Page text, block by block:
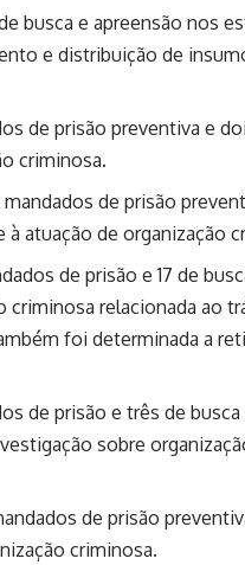
busca e apreensão nos
e distribuição de
de prisão preventiva e
criminosa.
de prisão
atuação de organização
de prisão e 17 de
relacionada ao
foi determinada a
de prisão e três de busca
sobre
de prisão
criminosa.